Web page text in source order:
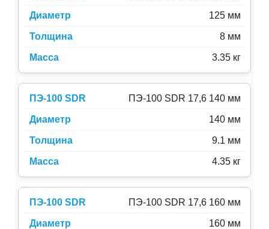
125 мм
8 мм
3.35 кг
ПЭ-100 SDR 17,6 140 мм
140 мм
9.1 мм
4.35 кг
ПЭ-100 SDR 17,6 160 мм
160 мм